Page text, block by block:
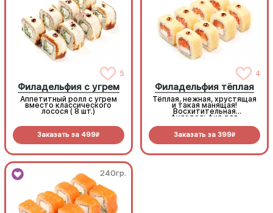
5
Филадельфия с угрем
Аппетитный ролл с угрем
вместо классического
лосося ( 8 шт.)
Заказать за 499R
4
Филадельфия тёплая
Тёплая, нежная, хрустящая
и такая манящая!
Восхитительная
филадельфия для
роллов (8 шт.)
Заказать за 399R
240гр.